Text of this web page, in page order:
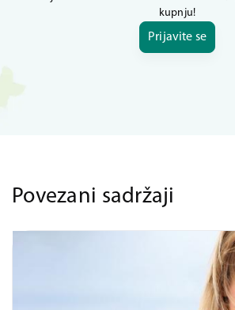
kupnju!
Prijavite se
Povezani sadržaji